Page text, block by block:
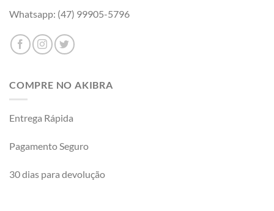
Whatsapp: (47) 99905-5796
COMPRE NO AKIBRA
Entrega Rápida
Pagamento Seguro
30 dias para devolução